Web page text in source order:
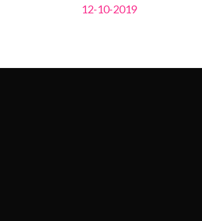
12-10-2019